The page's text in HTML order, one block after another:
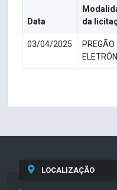
Data
da
03/04/2025
PREGÃO
LOCALIZAÇÃO